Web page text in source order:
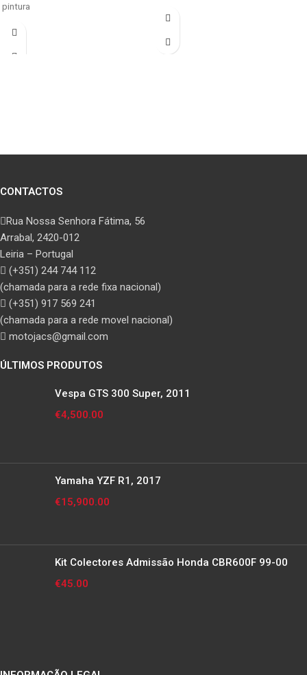
pintura
CONTACTOS
Rua Nossa Senhora Fátima, 56
Arrabal, 2420-012
Leiria – Portugal
(+351) 244 744 112
(chamada para a rede fixa nacional)
(+351) 917 569 241
(chamada para a rede movel nacional)
motojacs@gmail.com
ÚLTIMOS PRODUTOS
Vespa GTS 300 Super, 2011
€4,500.00
Yamaha YZF R1, 2017
€15,900.00
Kit Colectores Admissão Honda CBR600F 99-00
€45.00